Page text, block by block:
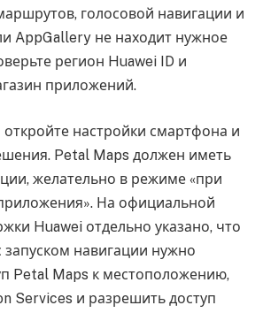
голосовой навигации и
AppGallery не находит нужное
регион Huawei ID и
приложений.
откройте настройки смартфона и
Petal Maps должен иметь
желательно в режиме «при
На официальной
Huawei отдельно указано, что
навигации нужно
Petal Maps к местоположению,
Services и разрешить доступ